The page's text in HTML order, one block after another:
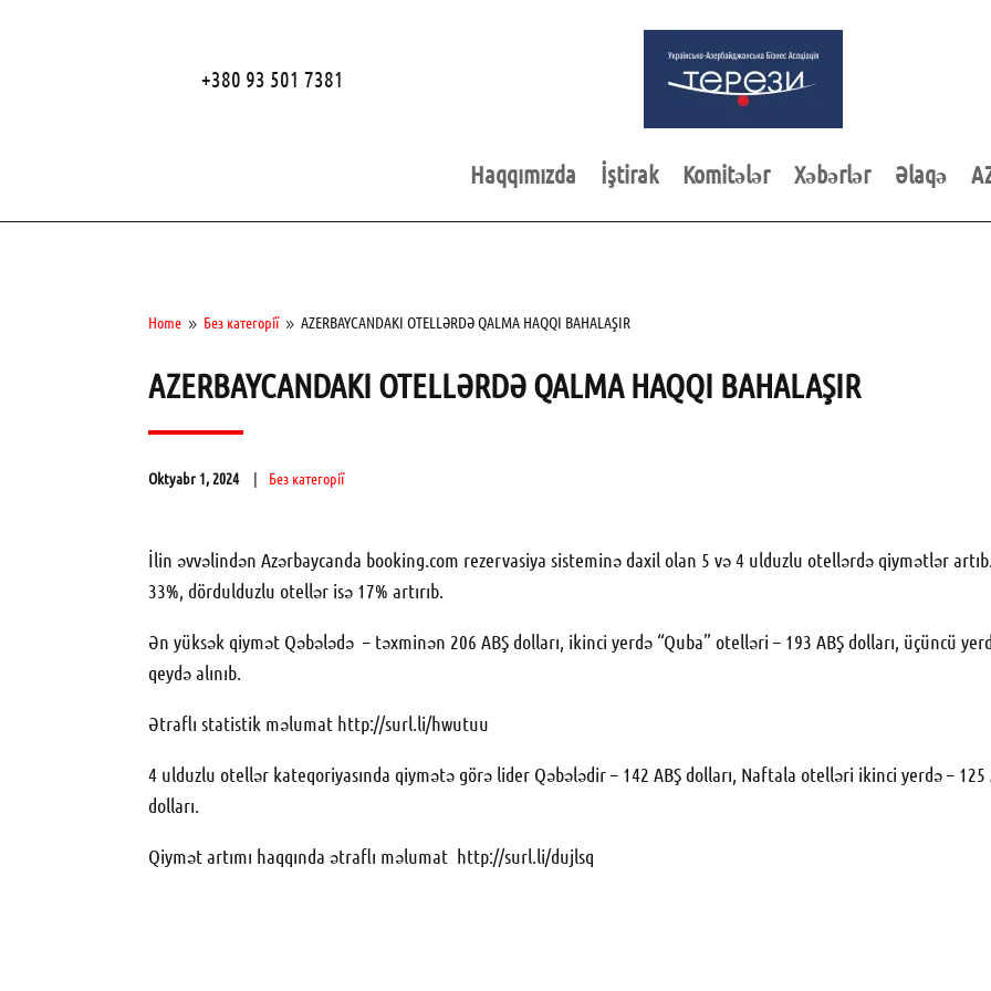
+380 93 501 7381
Haqqımızda İştirak Komitələr Xəbərlər Əlaqə
Home 9 Без категорії 9 AZERBAYCANDAKI OTELLƏRDƏ QALMA HAQQI BAHALAŞIR
AZERBAYCANDAKI OTELLƏRDƏ QALMA HAQQI BAHALAŞIR
Oktyabr 1, 2024 Без категорії
İlin əvvəlindən Azərbaycanda booking.com rezervasiya sisteminə daxil olan 5 və 4 ulduzlu otellərdə qiymətlər
33%, dördulduzlu otellər isə 17% artırıb.
Ən yüksək qiymət Qəbələdə – təxminən 206 ABŞ dolları, ikinci yerdə “Quba” otelləri – 193 ABŞ dolları, üçüncü
qeydə alınıb.
Ətraflı statistik məlumat http://surl.li/hwutuu
4 ulduzlu otellər kateqoriyasında qiymətə görə lider Qəbələdir – 142 ABŞ dolları, Naftala otelləri ikinci yerdə – 125
dolları.
Qiymət artımı haqqında ətraflı məlumat http://surl.li/dujlsq